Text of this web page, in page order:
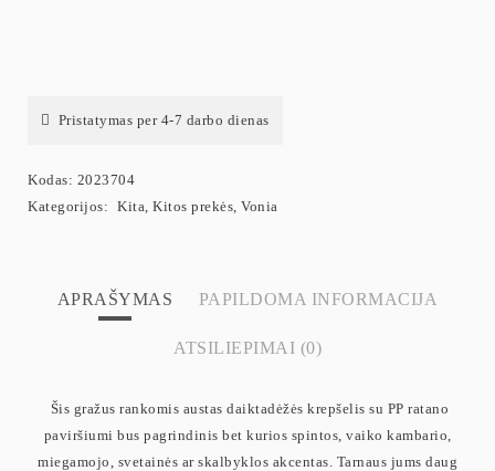
Pristatymas per 4-7 darbo dienas
Kodas: 2023704
Kategorijos: Kita, Kitos prekės, Vonia
APRAŠYMAS PAPILDOMA INFORMACIJA
ATSILIEPIMAI (0)
Šis gražus rankomis austas daiktadėžės krepšelis su PP ratano
paviršiumi bus pagrindinis bet kurios spintos, vaiko kambario,
miegamojo, svetainės ar skalbyklos akcentas. Tarnaus jums daug